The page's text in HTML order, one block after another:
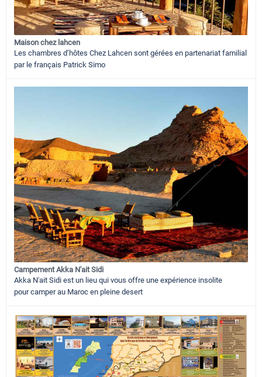
Maison chez lahcen
Les chambres d’hôtes Chez Lahcen sont gérées en partenariat familial
par le français Patrick Simo
Campement Akka N'ait Sidi
Akka N'ait Sidi est un lieu qui vous offre une expérience insolite
pour camper au Maroc en pleine desert